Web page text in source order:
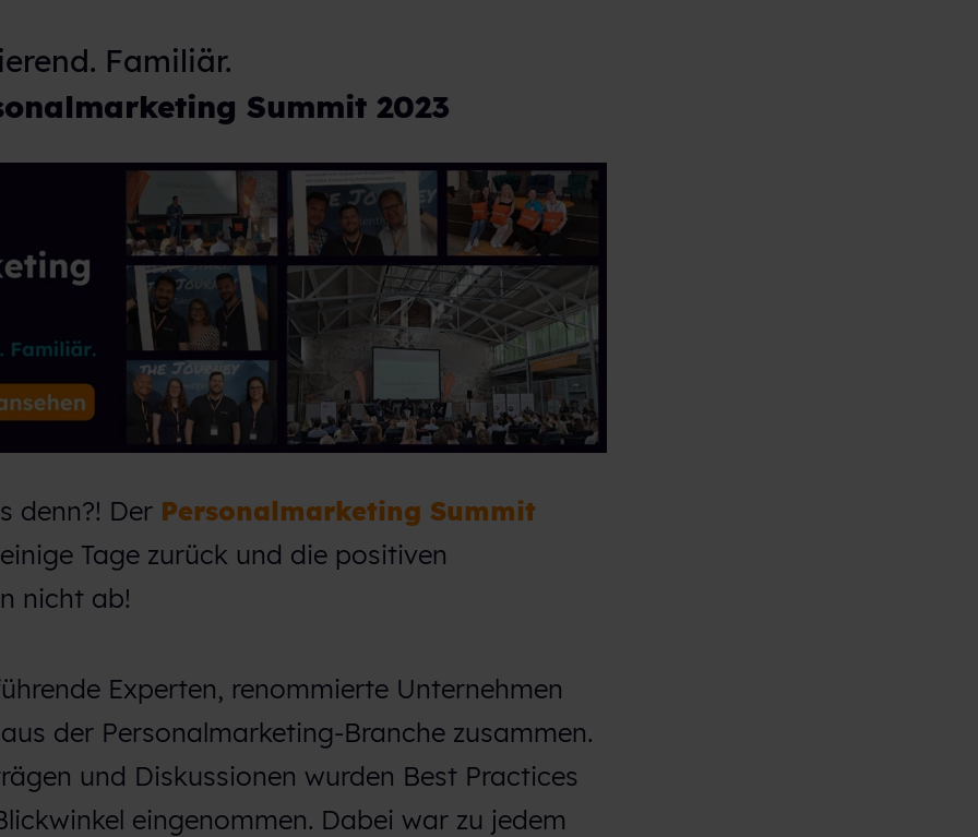
Familiär.
Summit 2023
denn?! Der Personalmarketing Summit
Tage zurück und die positiven
nicht ab!
Experten, renommierte Unternehmen
der Personalmarketing-Branche zusammen.
und Diskussionen wurden Best Practices
eingenommen. Dabei war zu jedem